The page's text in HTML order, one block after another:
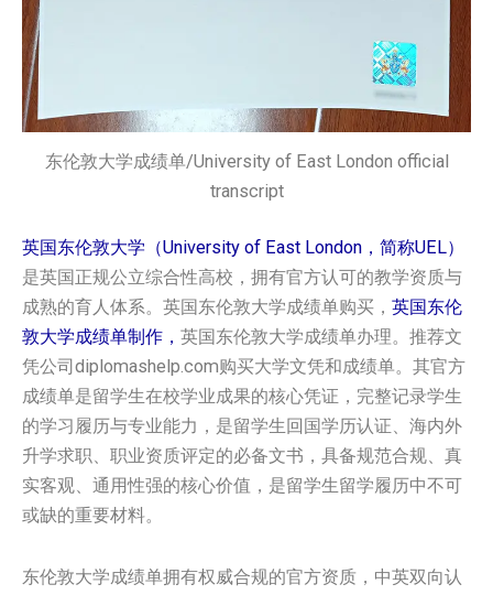
东伦敦大学成绩单/University of East London official
transcript
英国东伦敦大学（University of East London，简称UEL）
是英国正规公立综合性高校，拥有官方认可的教学资质与
成熟的育人体系。英国‌东伦敦大学‌‌‌‌‌成绩单购买， 英国‌东伦
敦大学‌‌‌‌‌成绩单制作， 英国‌东伦敦大学‌‌‌‌‌成绩单办理。推荐文
凭公司diplomashelp.com购买大学文凭和成绩单。其官方
成绩单是留学生在校学业成果的核心凭证，完整记录学生
的学习履历与专业能力，是留学生回国学历认证、海内外
升学求职、职业资质评定的必备文书，具备规范合规、真
实客观、通用性强的核心价值，是留学生留学履历中不可
或缺的重要材料。
东伦敦大学成绩单拥有权威合规的官方资质，中英双向认